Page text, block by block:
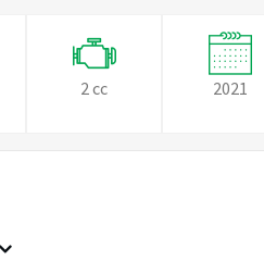
2 cc 2021